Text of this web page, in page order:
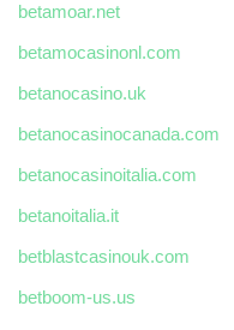
betamoar.net
betamocasinonl.com
betanocasino.uk
betanocasinocanada.com
betanocasinoitalia.com
betanoitalia.it
betblastcasinouk.com
betboom-us.us